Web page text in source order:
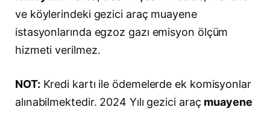
ve köylerindeki gezici araç muayene
istasyonlarında egzoz gazı emisyon ölçüm
hizmeti verilmez.
NOT: Kredi kartı ile ödemelerde ek komisyonlar
alınabilmektedir. 2024 Yılı gezici araç muayene